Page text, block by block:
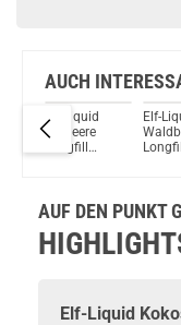
AUCH
Elf-Liquid
Erdbeere
Longfill
Elf-
Longfill
AUF DEN PUNKT
Elf-Liquid